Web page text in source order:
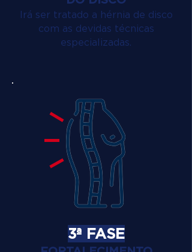
Irá ser tratado a hérnia de disco
com as devidas técnicas
especializadas.
3ª FASE